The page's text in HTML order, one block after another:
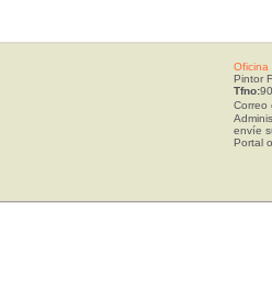
Oficina
Pintor
Tfno:
Correo
envíe
Portal